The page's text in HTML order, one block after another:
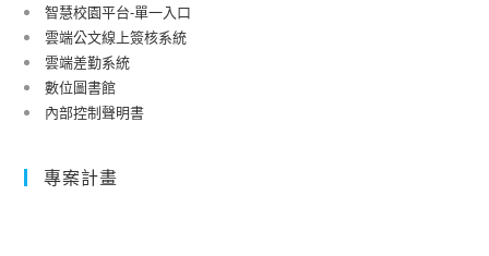
智慧校園平台-單一入口
雲端公文線上簽核系統
雲端差勤系統
數位圖書館
內部控制聲明書
專案計畫